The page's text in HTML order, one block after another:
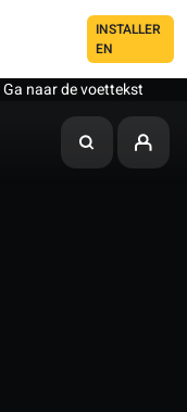
INSTALLER
EN
Ga naar de voettekst